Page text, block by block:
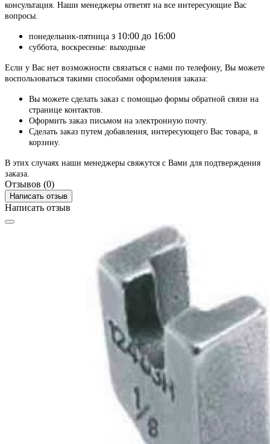
консультация. Наши менеджеры ответят на все интересующие Вас
вопросы.
понедельник-пятница з 10:00 до 16:00
суббота, воскресенье: выходные
Если у Вас нет возможности связаться с нами по телефону, Вы можете
воспользоваться такими способами оформления заказа:
Вы можете сделать заказ с помощью формы обратной связи на
странице контактов.
Оформить заказ письмом на электронную почту.
Сделать заказ путем добавления, интересующего Вас товара, в
корзину.
В этих случаях наши менеджеры свяжутся с Вами для подтверждения
заказа.
Отзывов (0)
Написать отзыв
Написать отзыв